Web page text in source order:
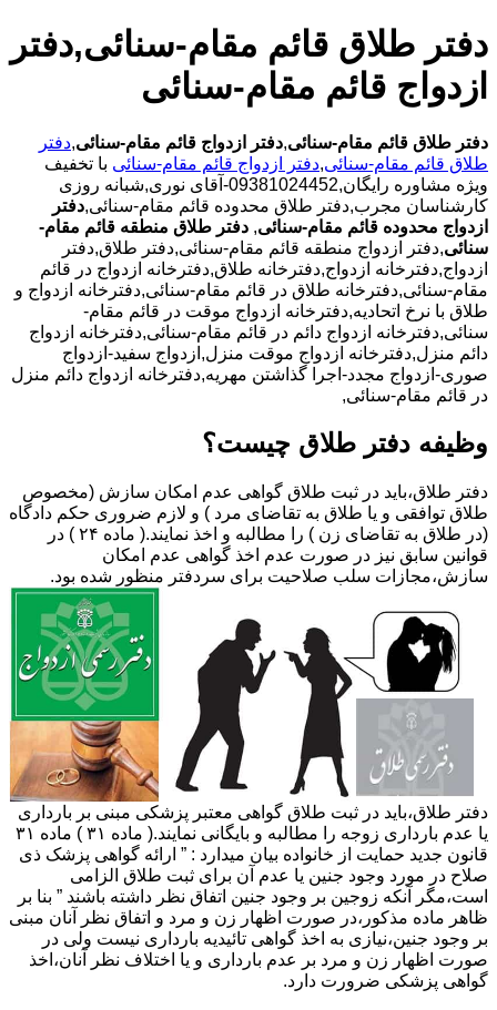
دفتر طلاق قائم مقام-سنائی,دفتر
ازدواج قائم مقام-سنائی
دفتر طلاق قائم مقام-سنائی,دفتر ازدواج قائم مقام-سنائی,دفتر
طلاق قائم مقام-سنائی,دفتر ازدواج قائم مقام-سنائی با تخفیف
ویژه مشاوره رایگان,09381024452-آقای نوری,شبانه روزی
کارشناسان مجرب,دفتر طلاق محدوده قائم مقام-سنائی,دفتر
ازدواج محدوده قائم مقام-سنائی, دفتر طلاق منطقه قائم مقام-
سنائی,دفتر ازدواج منطقه قائم مقام-سنائی,دفتر طلاق,دفتر
ازدواج,دفترخانه ازدواج,دفترخانه طلاق,دفترخانه ازدواج در قائم
مقام-سنائی,دفترخانه طلاق در قائم مقام-سنائی,دفترخانه ازدواج و
طلاق با نرخ اتحادیه,دفترخانه ازدواج موقت در قائم مقام-
سنائی,دفترخانه ازدواج دائم در قائم مقام-سنائی,دفترخانه ازدواج
دائم منزل,دفترخانه ازدواج موقت منزل,ازدواج سفید-ازدواج
صوری-ازدواج مجدد-اجرا گذاشتن مهریه,دفترخانه ازدواج دائم منزل
در قائم مقام-سنائی,
وظیفه دفتر طلاق چیست؟
دفتر طلاق،باید در ثبت طلاق گواهی عدم امکان سازش (مخصوص
طلاق توافقی و یا طلاق به تقاضای مرد ) و لازم ضروری حکم دادگاه
(در طلاق به تقاضای زن ) را مطالبه و اخذ نمایند.( ماده ۲۴ ) در
قوانین سابق نیز در صورت عدم اخذ گواهی عدم امکان
سازش،مجازات سلب صلاحیت برای سردفتر منظور شده بود.
دفتر طلاق،باید در ثبت طلاق گواهی معتبر پزشکی مبنی بر بارداری
یا عدم بارداری زوجه را مطالبه و بایگانی نمایند.( ماده ۳۱ ) ماده ۳۱
قانون جدید حمایت از خانواده بیان میدارد : ” ارائه گواهی پزشک ذی
صلاح در مورد وجود جنین یا عدم آن برای ثبت طلاق الزامی
است،مگر آنکه زوجین بر وجود جنین اتفاق نظر داشته باشند ” بنا بر
ظاهر ماده مذکور،در صورت اظهار زن و مرد و اتفاق نظر آنان مبنی
بر وجود جنین،نیازی به اخذ گواهی تائیدیه بارداری نیست ولی در
صورت اظهار زن و مرد بر عدم بارداری و یا اختلاف نظر آنان،اخذ
گواهی پزشکی ضرورت دارد.